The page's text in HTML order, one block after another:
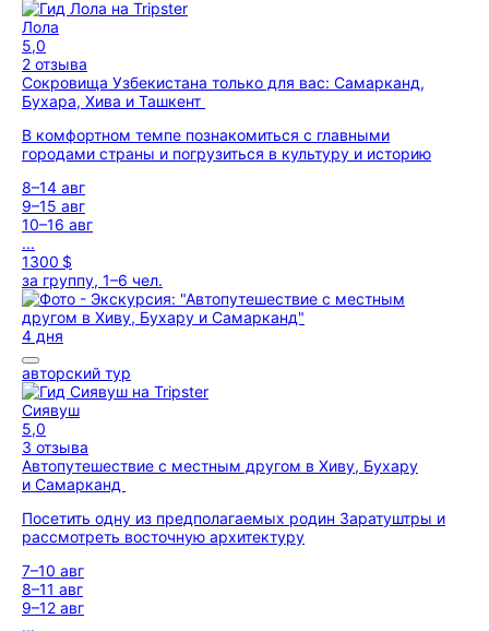
Лола
5,0
2 отзыва
Сокровища Узбекистана только для вас: Самарканд,
Бухара, Хива и Ташкент
В комфортном темпе познакомиться с главными
городами страны и погрузиться в культуру и историю
8–14 авг
9–15 авг
10–16 авг
...
1300 $
за группу, 1–6 чел.
4 дня
авторский тур
Сиявуш
5,0
3 отзыва
Автопутешествие с местным другом в Хиву, Бухару
и Самарканд
Посетить одну из предполагаемых родин Заратуштры и
рассмотреть восточную архитектуру
7–10 авг
8–11 авг
9–12 авг
...